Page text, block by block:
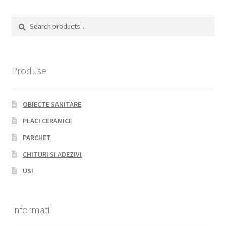
Search
Search
Produse
OBIECTE SANITARE
PLACI CERAMICE
PARCHET
CHITURI SI ADEZIVI
USI
Informatii